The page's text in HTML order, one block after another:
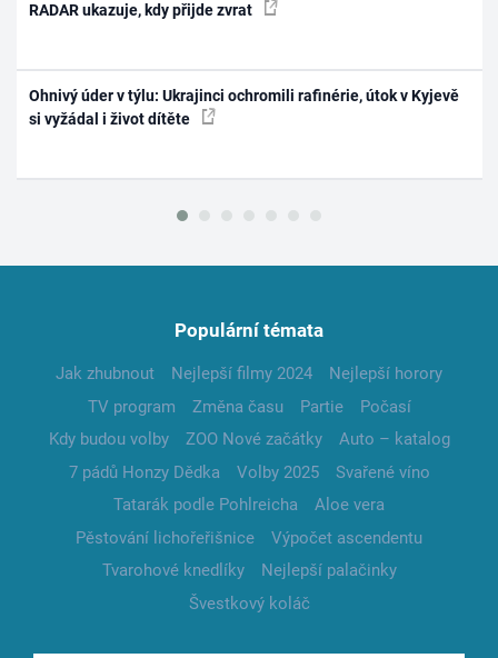
RADAR ukazuje, kdy přijde zvrat
Ohnivý úder v týlu: Ukrajinci ochromili rafinérie, útok v Kyjevě
si vyžádal i život dítěte
Populární témata
Jak zhubnout Nejlepší filmy 2024
Nejlepší horory
TV program
Změna času Partie
Počasí
Kdy budou volby
ZOO Nové začátky
Auto – katalog
7 pádů Honzy Dědka
Volby 2025
Svařené víno
Tatarák podle Pohlreicha
Aloe vera
Pěstování lichořeřišnice
Výpočet ascendentu
Tvarohové knedlíky
Nejlepší palačinky
Švestkový koláč